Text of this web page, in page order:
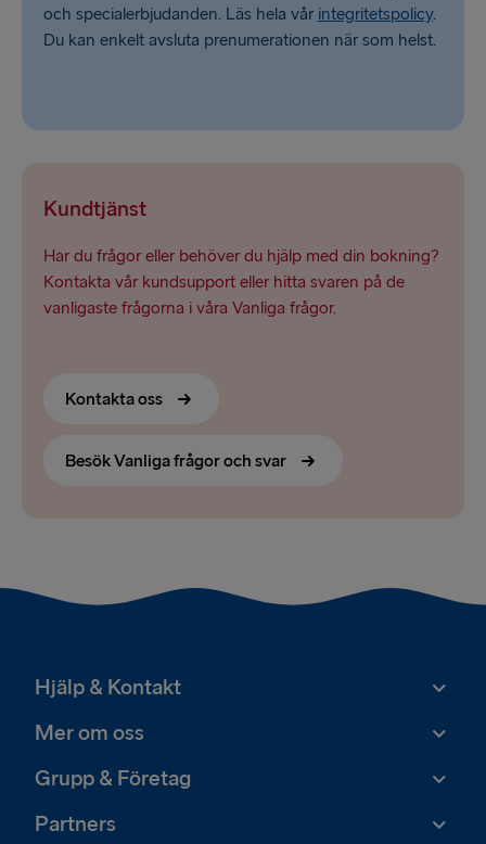
och specialerbjudanden. Läs hela vår integritetspolicy.
Du kan enkelt avsluta prenumerationen när som helst.
Kundtjänst
Har du frågor eller behöver du hjälp med din bokning?
Kontakta vår kundsupport eller hitta svaren på de
vanligaste frågorna i våra Vanliga frågor.
Kontakta oss
Besök Vanliga frågor och svar
Hjälp & Kontakt
Mer om oss
Grupp & Företag
Partners